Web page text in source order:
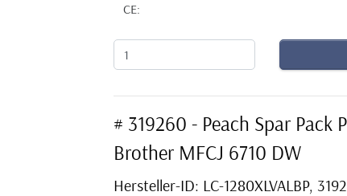
CE:
# 319260 - Peach Spar
Brother MFCJ 6710 DW
Hersteller-ID: LC-1280XLVALBP,